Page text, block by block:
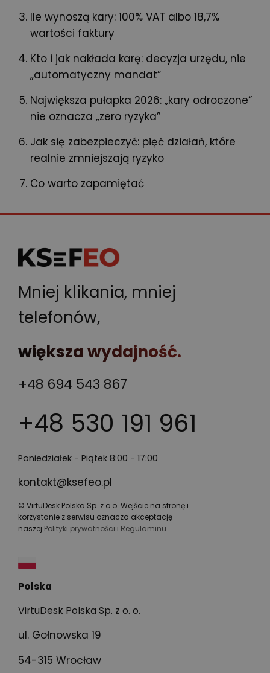
Ile wynoszą kary: 100% VAT albo 18,7%
wartości faktury
Kto i jak nakłada karę: decyzja urzędu, nie
„automatyczny mandat”
Największa pułapka 2026: „kary odroczone”
nie oznacza „zero ryzyka”
Jak się zabezpieczyć: pięć działań, które
realnie zmniejszają ryzyko
Co warto zapamiętać
Mniej klikania, mniej
telefonów,
większa wydajność.
+48 694 543 867
+48 530 191 961
Poniedziałek - Piątek 8:00 - 17:00
kontakt@ksefeo.pl
© VirtuDesk Polska Sp. z o.o. Wejście na stronę i
korzystanie z serwisu oznacza akceptację
naszej Polityki prywatności i Regulaminu.
Polska
VirtuDesk Polska Sp. z o. o.
ul. Gołnowska 19
54-315 Wrocław